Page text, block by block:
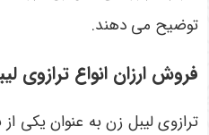
توضیح می ‌دهند.
فروش ارزان انواع ترازوی
ترازوی لیبل زن به عنوان یکی